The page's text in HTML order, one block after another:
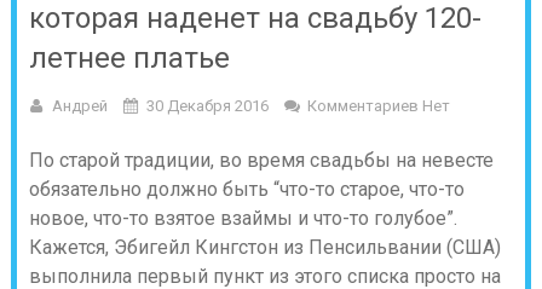
которая наденет на свадьбу 120-
летнее платье
Андрей 30 Декабря 2016 Комментариев Нет
По старой традиции, во время свадьбы на невесте
обязательно должно быть “что-то старое, что-то
новое, что-то взятое взаймы и что-то голубое”.
Кажется, Эбигейл Кингстон из Пенсильвании (США)
выполнила первый пункт из этого списка просто на